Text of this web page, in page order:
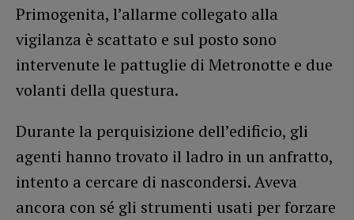
Primogenita, l’allarme collegato alla
vigilanza è scattato e sul posto sono
intervenute le pattuglie di Metronotte e due
volanti della questura.
Durante la perquisizione dell’edificio, gli
agenti hanno trovato il ladro in un anfratto,
intento a cercare di nascondersi. Aveva
ancora con sé gli strumenti usati per forzare